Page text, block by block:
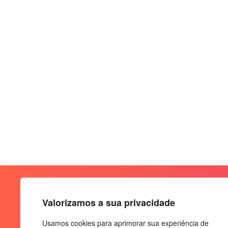
Valorizamos a sua privacidade
Usamos cookies para aprimorar sua experiência de